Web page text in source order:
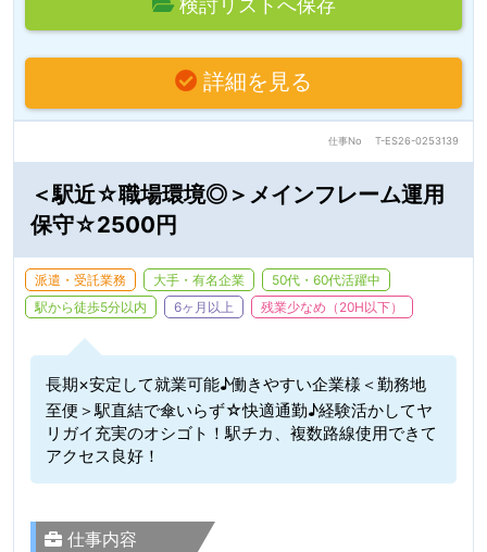
詳細を見る
仕事No T-ES26-0253139
＜駅近☆職場環境◎＞メインフレーム運用
保守☆2500円
派遣・受託業務 大手・有名企業
50代・60代活躍中
駅から徒歩5分以内
6ヶ月以上 残業少なめ（20H以下）
長期×安定して就業可能♪働きやすい企業様＜勤務地
至便＞駅直結で傘いらず☆快適通勤♪経験活かしてヤ
リガイ充実のオシゴト！駅チカ、複数路線使用できて
アクセス良好！
仕事内容